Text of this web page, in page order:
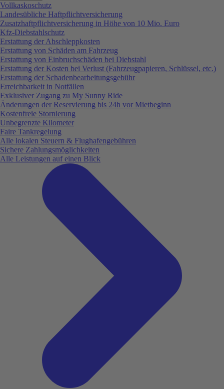
Vollkaskoschutz
Landesübliche Haftpflichtversicherung
Zusatzhaftpflichtversicherung in Höhe von 10 Mio. Euro
Kfz-Diebstahlschutz
Erstattung der Abschleppkosten
Erstattung von Schäden am Fahrzeug
Erstattung von Einbruchschäden bei Diebstahl
Erstattung der Kosten bei Verlust (Fahrzeugpapieren, Schlüssel, etc.)
Erstattung der Schadenbearbeitungsgebühr
Erreichbarkeit in Notfällen
Exklusiver Zugang zu My Sunny Ride
Änderungen der Reservierung bis 24h vor Mietbeginn
Kostenfreie Stornierung
Unbegrenzte Kilometer
Faire Tankregelung
Alle lokalen Steuern & Flughafengebühren
Sichere Zahlungsmöglichkeiten
Alle Leistungen auf einen Blick